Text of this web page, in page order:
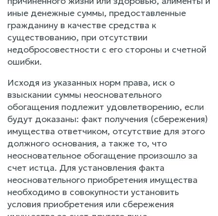
иные денежные суммы, предоставленные
гражданину в качестве средства к
существованию, при отсутствии
недобросовестности с его стороны и счетной
ошибки.
Исходя из указанных норм права, иск о
взыскании суммы неосновательного
обогащения подлежит удовлетворению, если
будут доказаны: факт получения (сбережения)
имущества ответчиком, отсутствие для этого
должного основания, а также то, что
неосновательное обогащение произошло за
счет истца. Для установления факта
неосновательного приобретения имущества
необходимо в совокупности установить
условия приобретения или сбережения